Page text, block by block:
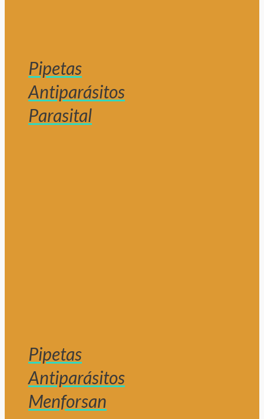
Pipetas
Antiparásitos
Parasital
Pipetas
Antiparásitos
Menforsan